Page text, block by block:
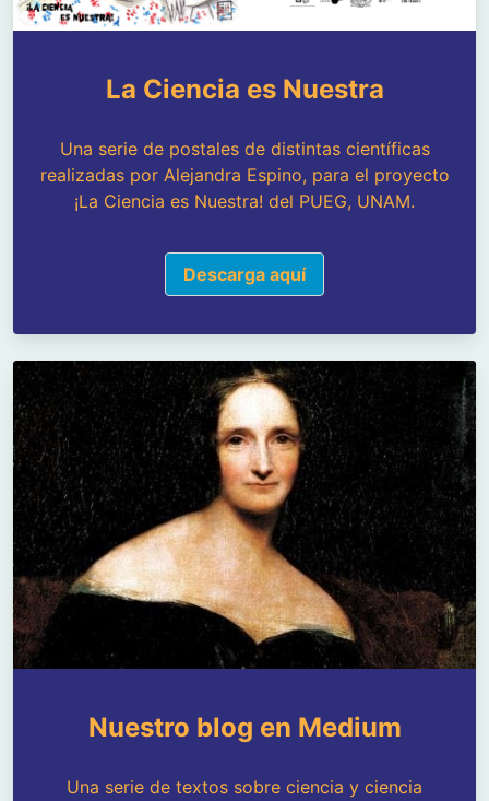
La Ciencia es Nuestra
Una serie de postales de distintas científicas
realizadas por Alejandra Espino, para el proyecto
¡La Ciencia es Nuestra! del PUEG, UNAM.
Descarga aquí
Nuestro blog en Medium
Una serie de textos sobre ciencia y ciencia